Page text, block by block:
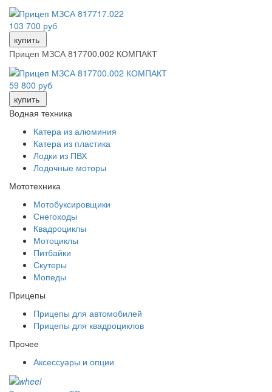
103 700 руб
купить
Прицеп МЗСА 817700.002 КОМПАКТ
59 800 руб
купить
Водная техника
Катера из алюминия
Катера из пластика
Лодки из ПВХ
Лодочные моторы
Мототехника
Мотобуксировщики
Снегоходы
Квадроциклы
Мотоциклы
Питбайки
Скутеры
Мопеды
Прицепы
Прицепы для автомобилей
Прицепы для квадроциклов
Прочее
Аксессуары и опции